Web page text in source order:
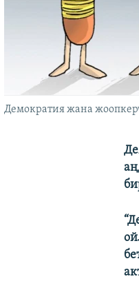
Демократия жана